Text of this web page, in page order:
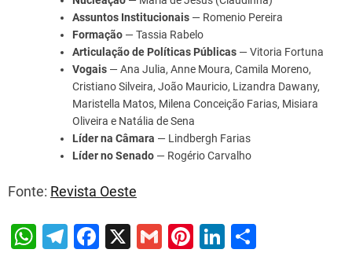
Assuntos Institucionais — Romenio Pereira
Formação — Tassia Rabelo
Articulação de Políticas Públicas — Vitoria Fortuna
Vogais — Ana Julia, Anne Moura, Camila Moreno,
Cristiano Silveira, João Mauricio, Lizandra Dawany,
Maristella Matos, Milena Conceição Farias, Misiara
Oliveira e Natália de Sena
Líder na Câmara — Lindbergh Farias
Líder no Senado — Rogério Carvalho
Fonte: Revista Oeste
W T
F
X
G
Pi Li